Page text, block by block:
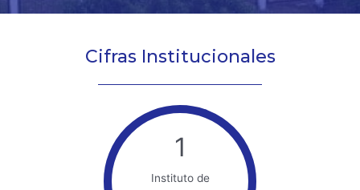
Cifras Institucionales
1
Instituto de